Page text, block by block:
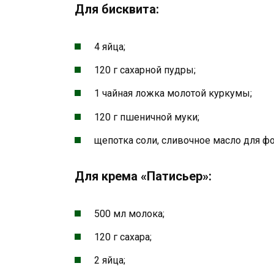
Для бисквита:
4 яйца;
120 г сахарной пудры;
1 чайная ложка молотой куркумы;
120 г пшеничной муки;
щепотка соли, сливочное масло для
Для крема «Патисьер»:
500 мл молока;
120 г сахара;
2 яйца;